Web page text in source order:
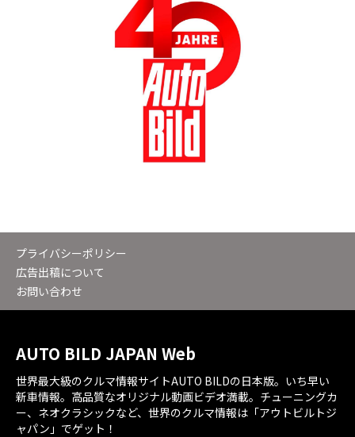
プライバシーポリシー
広告出稿について
お問い合わせ
AUTO BILD JAPAN Web
世界最大級のクルマ情報サイトAUTO BILDの日本版。いち早い
新車情報。高品質なオリジナル動画ビデオ満載。チューニングカ
ー、ネオクラシックなど、世界のクルマ情報は「アウトビルトジ
ャパン」でゲット！